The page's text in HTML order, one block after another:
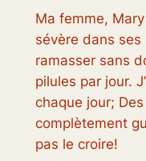
Ma femme,
sévère dans
ramasser sans
pilules par jour.
chaque jour;
complètement
pas le croire!